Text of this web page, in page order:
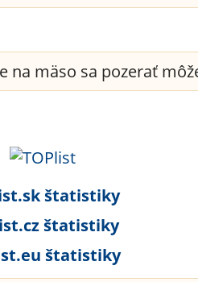
na mäso sa pozerať
štatistiky
štatistiky
štatistiky